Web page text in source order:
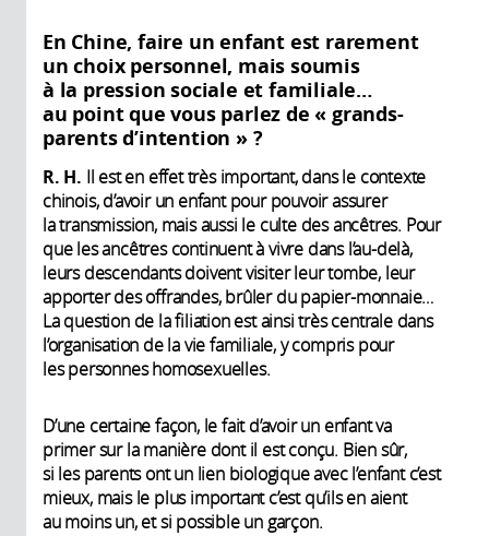
En Chine, faire un enfant est rarement
un choix personnel, mais soumis
à la pression sociale et familiale…
au point que vous parlez de « grands-
parents d’intention » ?
R. H. Il est en effet très important, dans le contexte
chinois, d’avoir un enfant pour pouvoir assurer
la transmission, mais aussi le culte des ancêtres. Pour
que les ancêtres continuent à vivre dans l’au-delà,
leurs descendants doivent visiter leur tombe, leur
apporter des offrandes, brûler du papier-monnaie…
La question de la filiation est ainsi très centrale dans
l’organisation de la vie familiale, y compris pour
les personnes homosexuelles.
D’une certaine façon, le fait d’avoir un enfant va
primer sur la manière dont il est conçu. Bien sûr,
si les parents ont un lien biologique avec l’enfant c’est
mieux, mais le plus important c’est qu’ils en aient
au moins un, et si possible un garçon.